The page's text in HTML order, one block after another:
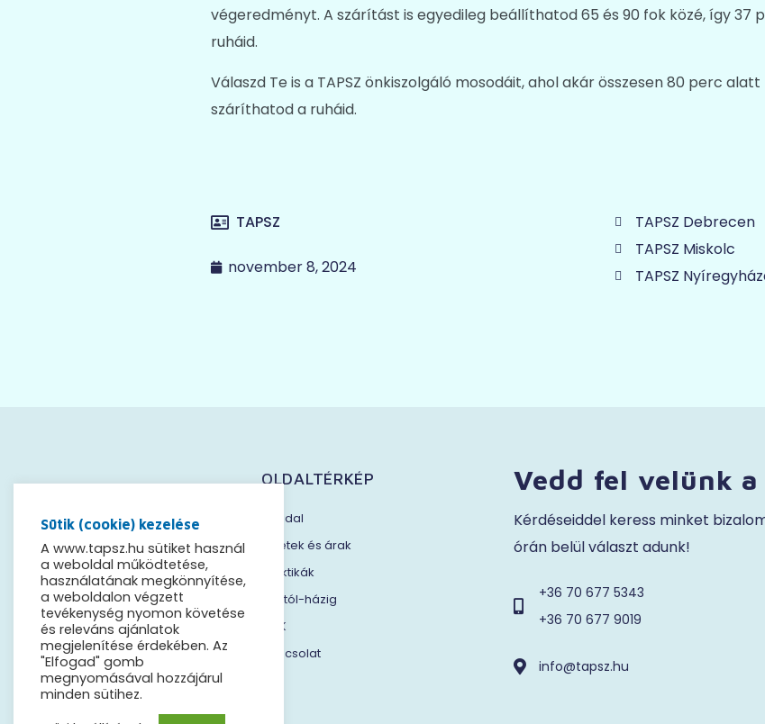
végeredményt. A szárítást is egyedileg beállíthatod 65 és 90 fok közé, így 37
ruháid.
Válaszd Te is a TAPSZ önkiszolgáló mosodáit, ahol akár összesen 80 perc
száríthatod a ruháid.
TAPSZ
november 8, 2024
TAPSZ Debrecen
TAPSZ Miskolc
TAPSZ
ÖNKISZOLGÁLÓ
MOSODA
OLDALTÉRKÉP
Főoldal
Üzletek és árak
Praktikák
Háztól-házig
GYIK
Kapcsolat
Vedd fel velünk
Kérdéseiddel keress minket
órán belül választ adunk!
+36 70 677 5343
+36 70 677 9019
info@tapsz.hu
Sütik (cookie) kezelése
A www.tapsz.hu sütiket használ
a weboldal működtetése,
használatának megkönnyítése,
a weboldalon végzett
tevékenység nyomon követése
és releváns ajánlatok
megjelenítése érdekében. Az
"Elfogad" gomb
megnyomásával hozzájárul
minden sütihez.